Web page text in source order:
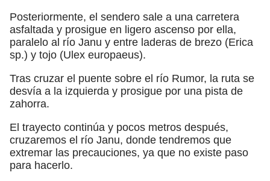
Posteriormente, el sendero sale a una carretera
asfaltada y prosigue en ligero ascenso por ella,
paralelo al río Janu y entre laderas de brezo (Erica
sp.) y tojo (Ulex europaeus).
Tras cruzar el puente sobre el río Rumor, la ruta se
desvía a la izquierda y prosigue por una pista de
zahorra.
El trayecto continúa y pocos metros después,
cruzaremos el río Janu, donde tendremos que
extremar las precauciones, ya que no existe paso
para hacerlo.